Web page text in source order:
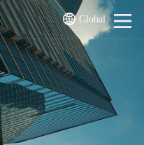
Global